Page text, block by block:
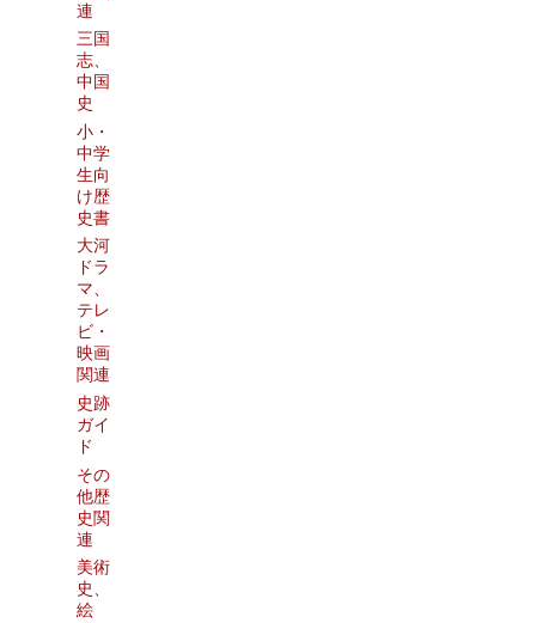
連
三国
志、
中国
史
小・
中学
生向
け歴
史書
大河
ドラ
マ、
テレ
ビ・
映画
関連
史跡
ガイ
ド
その
他歴
史関
連
美術
史、
絵